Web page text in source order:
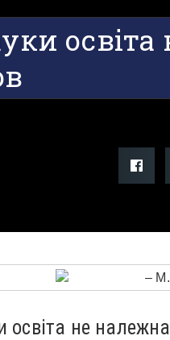
освіта не